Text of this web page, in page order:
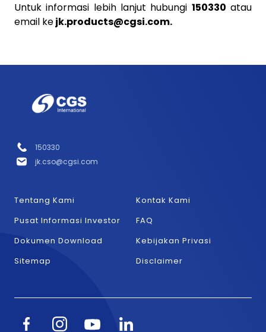
Untuk informasi lebih lanjut hubungi 150330 atau
email kejk.products@cgsi.com.
150330
jk.cso@cgsi.com
Tentang Kami
Kontak Kami
Pusat Informasi Investor
FAQ
Dokumen Download
Kebijakan Privasi
Sitemap
Disclaimer